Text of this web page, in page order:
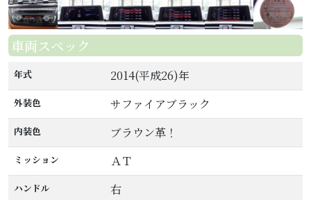
車両スペック
年式 2014(平成26)年
外装色 サファイアブラック
内装色 ブラウン革！
ミッション ＡＴ
ハンドル 右